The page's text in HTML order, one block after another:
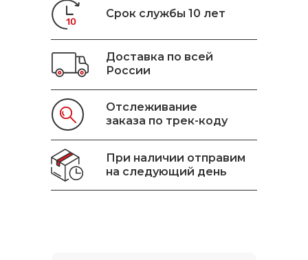
Срок службы 10 лет
Доставка по всей
России
Отслеживание
заказа по трек-коду
При наличии отправим
на следующий день